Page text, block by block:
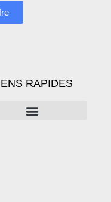
RAPIDES